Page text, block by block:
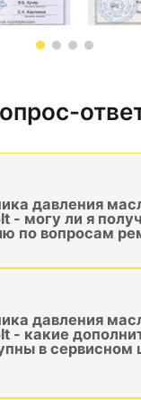
давления
- могу ли я
по вопросам
давления
- какие
в сервисном